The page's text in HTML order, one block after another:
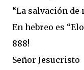
“La salvación de
En hebreo es
888!
Señor Jesucristo